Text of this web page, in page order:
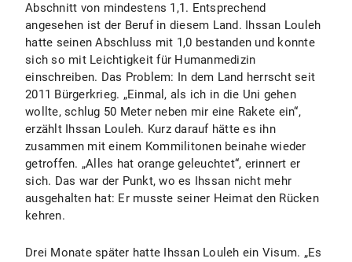
Abschnitt von mindestens 1,1. Entsprechend
angesehen ist der Beruf in diesem Land. Ihssan Louleh
hatte seinen Abschluss mit 1,0 bestanden und konnte
sich so mit Leichtigkeit für Humanmedizin
einschreiben. Das Problem: In dem Land herrscht seit
2011 Bürgerkrieg. „Einmal, als ich in die Uni gehen
wollte, schlug 50 Meter neben mir eine Rakete ein“,
erzählt Ihssan Louleh. Kurz darauf hätte es ihn
zusammen mit einem Kommilitonen beinahe wieder
getroffen. „Alles hat orange geleuchtet“, erinnert er
sich. Das war der Punkt, wo es Ihssan nicht mehr
ausgehalten hat: Er musste seiner Heimat den Rücken
kehren.
Drei Monate später hatte Ihssan Louleh ein Visum. „Es